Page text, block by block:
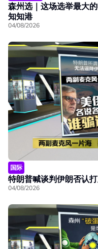
森州选｜这场选举最大
知知港
04/08/2026
国际
特朗普喊谈判伊朗否认
04/08/2026